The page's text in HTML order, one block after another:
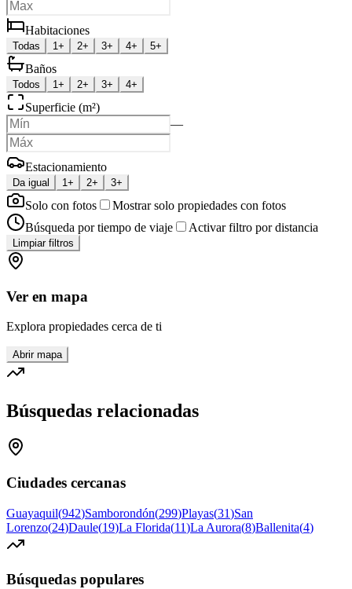
Habitaciones
Todas 1+ 2+ 3+ 4+ 5+
Baños
Todos 1+ 2+ 3+ 4+
Superficie (m²)
—
Estacionamiento
Da igual 1+ 2+ 3+
Solo con fotos
Mostrar solo propiedades con fotos
Búsqueda por tiempo de viaje
Activar filtro por distancia
Limpiar filtros
Ver en mapa
Explora propiedades cerca de ti
Abrir mapa
Búsquedas relacionadas
Ciudades cercanas
Guayaquil(942)Samborondón(299)Playas(31)San
Lorenzo(24)Daule(19)La Florida(11)La Aurora(8)Ballenita(4)
Búsquedas populares